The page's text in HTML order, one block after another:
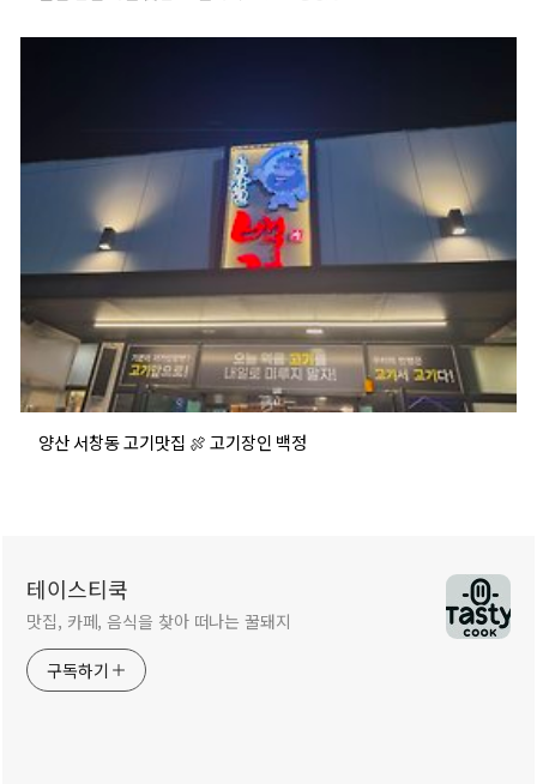
양산 서창동 고기맛집 🍖 고기장인 백정
테이스티쿡
맛집, 카페, 음식을 찾아 떠나는 꿀돼지
구독하기